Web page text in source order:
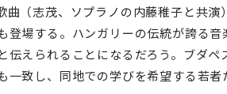
曲（志茂、ソプラノの内藤稚子と共
登場する。ハンガリーの伝統が誇る
伝えられることになるだろう。ブダ
一致し、同地での学びを希望する若